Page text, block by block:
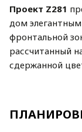
Проект Z281
дом
фронтальной
рассчитанный
сдержанной
В проекте